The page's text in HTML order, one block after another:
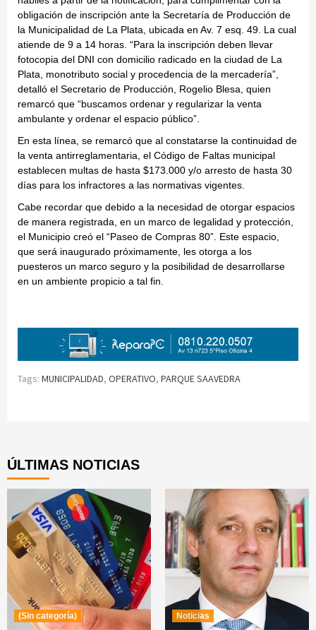
obligación de inscripción ante la Secretaría de Producción de
la Municipalidad de La Plata, ubicada en Av. 7 esq. 49. La cual
atiende de 9 a 14 horas. “Para la inscripción deben llevar
fotocopia del DNI con domicilio radicado en la ciudad de La
Plata, monotributo social y procedencia de la mercadería”,
detalló el Secretario de Producción, Rogelio Blesa, quien
remarcó que “buscamos ordenar y regularizar la venta
ambulante y ordenar el espacio público”.
En esta línea, se remarcó que al constatarse la continuidad de
la venta antirreglamentaria, el Código de Faltas municipal
establecen multas de hasta $173.000 y/o arresto de hasta 30
días para los infractores a las normativas vigentes.
Cabe recordar que debido a la necesidad de otorgar espacios
de manera registrada, en un marco de legalidad y protección,
el Municipio creó el “Paseo de Compras 80”. Este espacio,
que será inaugurado próximamente, les otorga a los
puesteros un marco seguro y la posibilidad de desarrollarse
en un ambiente propicio a tal fin.
Tags: MUNICIPALIDAD, OPERATIVO, PARQUE SAAVEDRA
ÚLTIMAS NOTICIAS
(Sin categoría) Noticias